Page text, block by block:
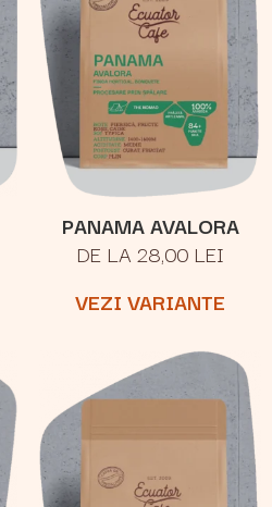
PANAMA AVALORA
DE LA 28,00 LEI
VEZI VARIANTE